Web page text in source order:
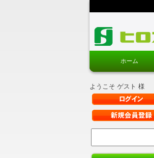
ホーム
ようこそ ゲスト 様